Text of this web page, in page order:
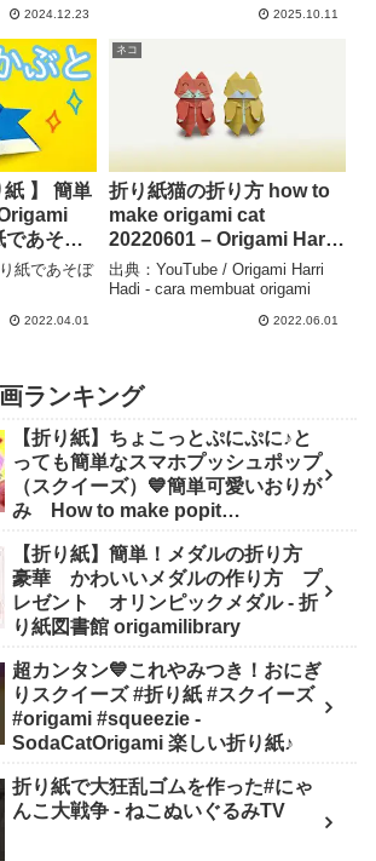
2024.12.23 2025.10.11
紙 】 簡単
あそぼ
紙であそぼ
2022.04.01
ネコ
折り紙猫の折り方 how to
make origami cat
20220601 – Origami Harri
Hadi – cara membuat
origami
出典：YouTube / Origami Harri
Hadi - cara membuat origami
2022.06.01
ランキング
【折り紙】ちょこっとぷにぷに♪と
っても簡単なスマホプッシュポップ
（スクイーズ）💙簡単可愛いおりが
み How to make popit
SodaCatOrigami 楽しい折り紙♪
【折り紙】簡単！メダルの折り方
豪華 かわいいメダルの作り方 プ
レゼント オリンピックメダル - 折
り紙図書館 origamilibrary
超カンタン💙これやみつき！おにぎ
りスクイーズ #折り紙 #スクイーズ
#origami #squeezie -
SodaCatOrigami 楽しい折り紙♪
折り紙で大狂乱ゴムを作った#にゃ
んこ大戦争 - ねこぬいぐるみTV